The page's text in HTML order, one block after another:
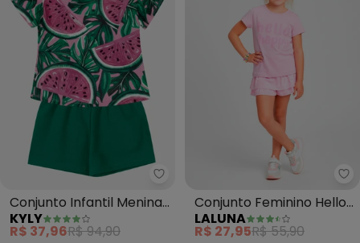
Kyly - Conjunto Infantil Menina
Conjunto Infantil Menina
Melancia (Rosa)
KYLY
R$ 37,96R$ 94,90
Conjunto Feminino Hello
Happy Flores(Rosa
LALUNA
R$ 27,95R$ 55,90